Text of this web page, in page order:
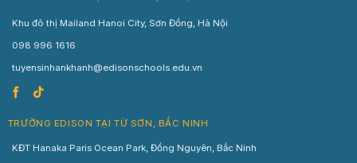
Khu đô thị Mailand Hanoi City, Sơn Đồng, Hà Nội
098 996 1616
tuyensinhankhanh@edisonschools.edu.vn
TRƯỜNG EDISON TẠI TỪ SƠN, BẮC NINH
KĐT Hanaka Paris Ocean Park, Đồng Nguyên, Bắc Ninh